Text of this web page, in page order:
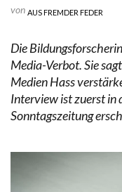
von AUS FREMDER FEDER
Die
Media-Verbot. Sie
Medien Hass
Interview ist zuerst in
Sonntagszeitung